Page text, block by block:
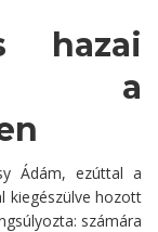
hazai
a
Ádám, ezúttal a
kiegészülve hozott
számára